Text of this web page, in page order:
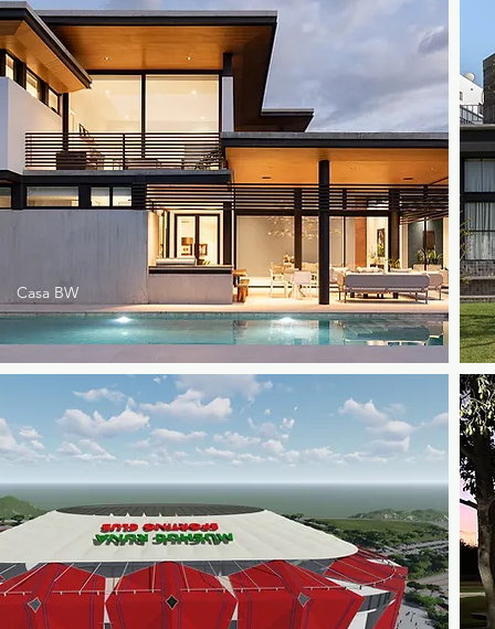
Casa BW